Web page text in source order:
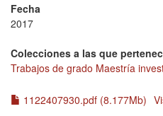
Fecha
2017
Colecciones a las que
Trabajos de grado Maestría
1122407930.pdf (8.177Mb)